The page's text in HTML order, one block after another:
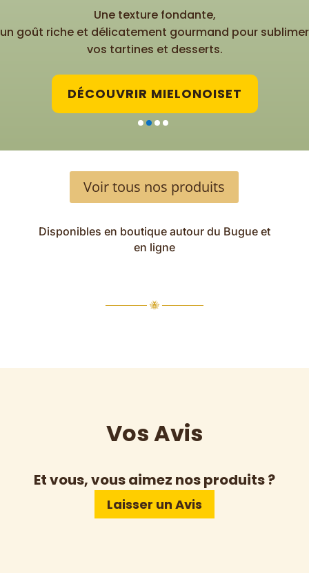
Une texture fondante,
un goût riche et délicatement gourmand pour sublimer
vos tartines et desserts.
DÉCOUVRIR MIELONOISET
Voir tous nos produits
Disponibles en boutique autour du Bugue et
en ligne
────── 🐝 ──────
Vos Avis
Et vous, vous aimez nos produits ?
Laisser un Avis